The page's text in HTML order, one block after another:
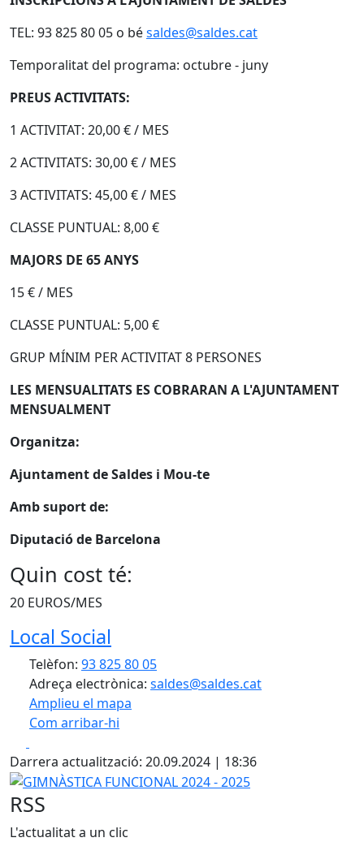
TEL: 93 825 80 05 o bésaldes@saldes.cat
Temporalitat del programa: octubre - juny
PREUS ACTIVITATS:
1 ACTIVITAT: 20,00 € / MES
2 ACTIVITATS: 30,00 € / MES
3 ACTIVITATS: 45,00 € / MES
CLASSE PUNTUAL: 8,00 €
MAJORS DE 65 ANYS
15 € / MES
CLASSE PUNTUAL: 5,00 €
GRUP MÍNIM PER ACTIVITAT 8 PERSONES
LES MENSUALITATS ES COBRARAN A L'AJUNTAMENT
MENSUALMENT
Organitza:
Ajuntament de Saldes i Mou-te
Amb suport de:
Diputació de Barcelona
Quin cost té:
20 EUROS/MES
Local Social
Telèfon: 93 825 80 05
Adreça electrònica: saldes@saldes.cat
Amplieu el mapa
Com arribar-hi
+
−
Darrera actualització: 20.09.2024 | 18:36
GIMNÀSTICA FUNCIONAL 2024 - 2025
RSS
L'actualitat a un clic